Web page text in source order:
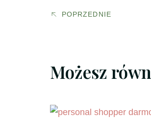
POPRZEDNIE
Możesz